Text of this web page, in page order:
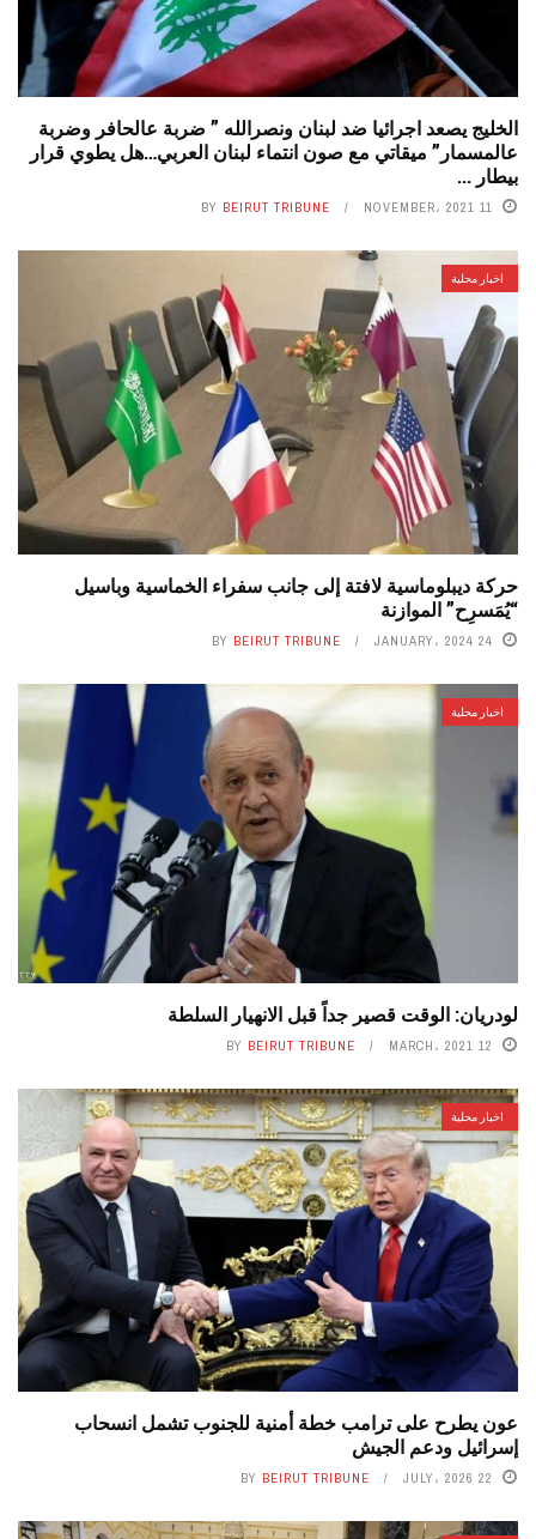
الخليج يصعد اجرائيا ضد لبنان ونصرالله ” ضربة عالحافر وضربة
عالمسمار” ميقاتي مع صون انتماء لبنان العربي…هل يطوي قرار
بيطار ...
11 NOVEMBER، 2021 BY BEIRUT TRIBUNE
اخبار محلية
حركة ديبلوماسية لافتة إلى جانب سفراء الخماسية وباسيل
“يُمَسرِح” الموازنة
24 JANUARY، 2024 BY BEIRUT TRIBUNE
اخبار محلية
لودريان: الوقت قصير جداً قبل الانهيار السلطة
12 MARCH، 2021 BY BEIRUT TRIBUNE
اخبار محلية
عون يطرح على ترامب خطة أمنية للجنوب تشمل انسحاب
إسرائيل ودعم الجيش
22 JULY، 2026 BY BEIRUT TRIBUNE